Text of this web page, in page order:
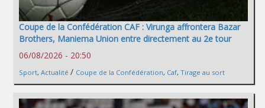
Coupe de la Confédération CAF : Virunga affrontera Bazar
Brothers, Maniema Union entre directement au 2e tour
06/08/2026 - 20:50
Sport, Actualité / Coupe de la Confédération, Caf, Tirage au sort